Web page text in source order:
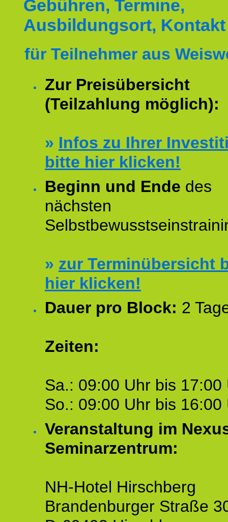
Gebühren, Termine,
Ausbildungsort, Kontakt
für Teilnehmer aus
Zur Preisübersicht
(Teilzahlung möglich):
» Infos zu Ihrer
bitte hier klicken!
Beginn und Ende des
nächsten
» zur Terminübersicht
hier klicken!
Dauer pro Block: 2
Zeiten:
Sa.: 09:00 Uhr bis 17:00
So.: 09:00 Uhr bis 16:00
Veranstaltung im
Seminarzentrum:
NH-Hotel Hirschberg
Brandenburger Straße